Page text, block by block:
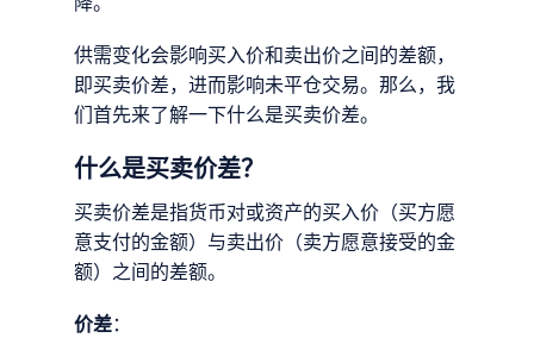
供需变化会影响买入价和卖出价之间的差额，
即买卖价差，进而影响未平仓交易。那么，我
们首先来了解一下什么是买卖价差。
什么是买卖价差？
买卖价差是指货币对或资产的买入价（买方愿
意支付的金额）与卖出价（卖方愿意接受的金
额）之间的差额。
价差：